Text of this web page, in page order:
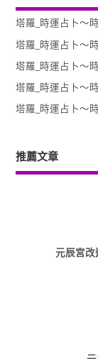
塔羅_時運占卜～
塔羅_時運占卜～
塔羅_時運占卜～
塔羅_時運占卜～
塔羅_時運占卜～
推薦文章
元辰宮改